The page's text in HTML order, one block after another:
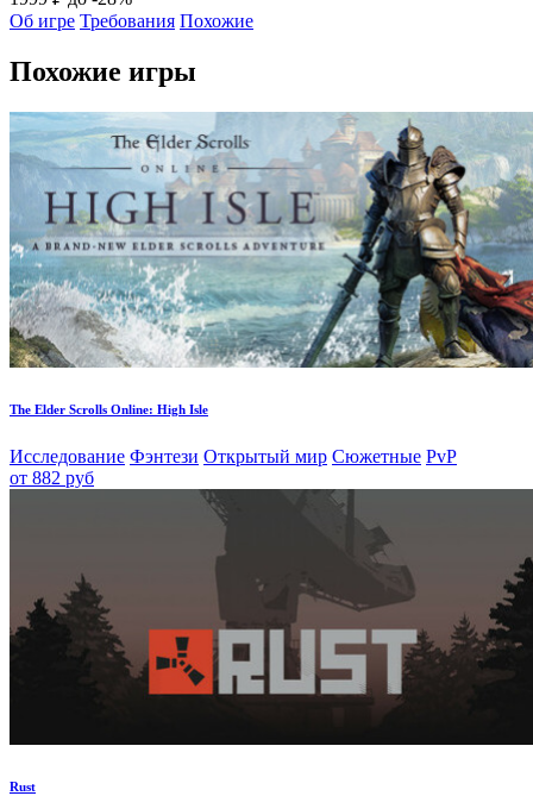
Об игре Требования Похожие
Похожие игры
The Elder Scrolls Online: High Isle
Исследование Фэнтези Открытый мир Сюжетные PvP
от 882 руб
Rust